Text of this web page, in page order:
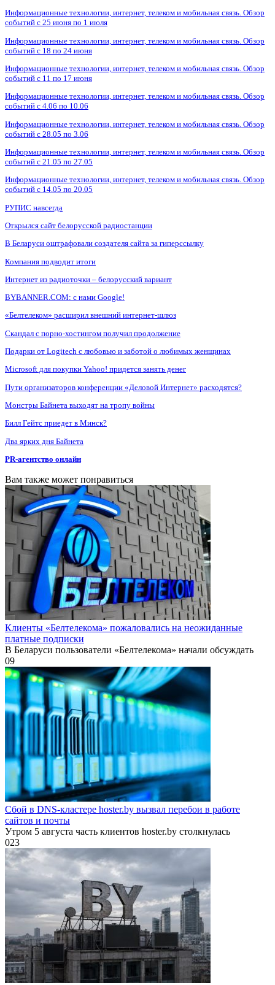
Информационные технологии, интернет, телеком и мобильная связь. Обзор
событий с 25 июня по 1 июля
Информационные технологии, интернет, телеком и мобильная связь. Обзор
событий с 18 по 24 июня
Информационные технологии, интернет, телеком и мобильная связь. Обзор
событий с 11 по 17 июня
Информационные технологии, интернет, телеком и мобильная связь. Обзор
событий с 4.06 по 10.06
Информационные технологии, интернет, телеком и мобильная связь. Обзор
событий с 28.05 по 3.06
Информационные технологии, интернет, телеком и мобильная связь. Обзор
событий с 21.05 по 27.05
Информационные технологии, интернет, телеком и мобильная связь. Обзор
событий с 14.05 по 20.05
РУПИС навсегда
Открылся сайт белорусской радиостанции
В Беларуси оштрафовали создателя сайта за гиперссылку
Компания подводит итоги
Интернет из радиоточки – белорусский вариант
BYBANNER.COM: c нами Google!
«Белтелеком» расширил внешний интернет-шлюз
Скандал с порно-хостингом получил продолжение
Подарки от Logitech с любовью и заботой о любимых женщинах
Microsoft для покупки Yahoo! придется занять денег
Пути организаторов конференции «Деловой Интернет» расходятся?
Монстры Байнета выходят на тропу войны
Билл Гейтс приедет в Минск?
Два ярких дня Байнета
PR-агентство онлайн
Вам также может понравиться
Клиенты «Белтелекома» пожаловались на неожиданные
платные подписки
В Беларуси пользователи «Белтелекома» начали обсуждать
09
Сбой в DNS-кластере hoster.by вызвал перебои в работе
сайтов и почты
Утром 5 августа часть клиентов hoster.by столкнулась
023